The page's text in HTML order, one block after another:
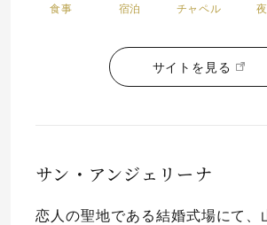
食事 宿泊 チャペル
サイトを見る
サン・アンジェリーナ
恋人の聖地である結婚式場にて、